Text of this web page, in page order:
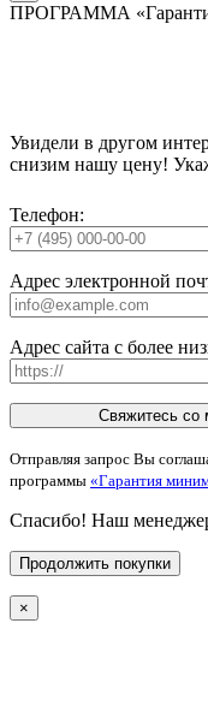
ПРОГРАММА
Увидели в другом
снизим нашу цену!
Телефон:
Адрес электронной
Адрес сайта с более
Свяжитесь со
Отправляя запрос Вы
программы «Гарантия
Спасибо! Наш
Продолжить покупки
×